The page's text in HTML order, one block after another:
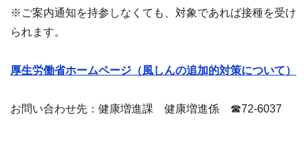
※ご案内通知を持参しなくても、対象であれば接種を受け
られます。
厚生労働省ホームページ（風しんの追加的対策について）
お問い合わせ先：健康増進課 健康増進係 ☎72-6037